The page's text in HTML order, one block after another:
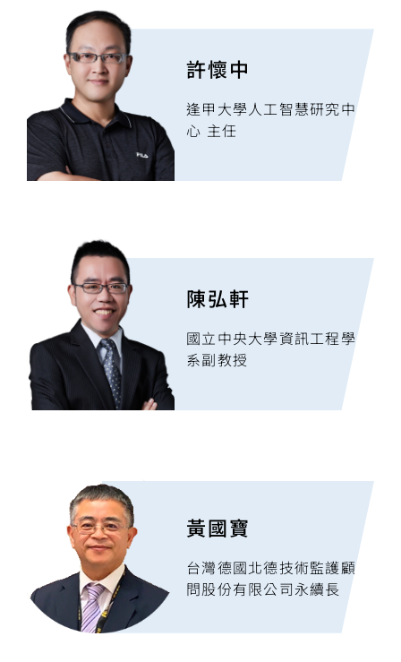
許懷中
逢甲大學人工智慧研究中
心 主任
陳弘軒
國立中央大學資訊工程學
系副教授
黃國寶
台灣德國北德技術監護顧
問股份有限公司永續長